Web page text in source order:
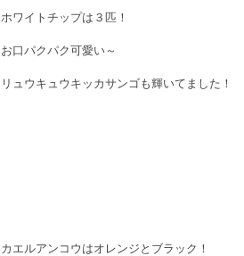
ホワイトチップは３匹！
お口パクパク可愛い～
リュウキュウキッカサンゴも輝いてました！
カエルアンコウはオレンジとブラック！